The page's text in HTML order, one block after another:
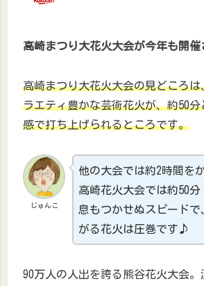
高崎まつり大花火大会が今年も開催
高崎まつり大花火大会の見どころは
ラエティ豊かな芸術花火が、約50
感で打ち上げられるところです。
じゅんこ
他の大会では約2時間を
高崎花火大会では約50分
息もつかせぬスピードで
がる花火は圧巻です♪
90万人の人出を誇る熊谷花火大会。